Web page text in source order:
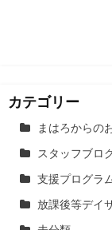
カテゴリー
まはろからの
スタッフブロ
支援プログラ
放課後等デイ